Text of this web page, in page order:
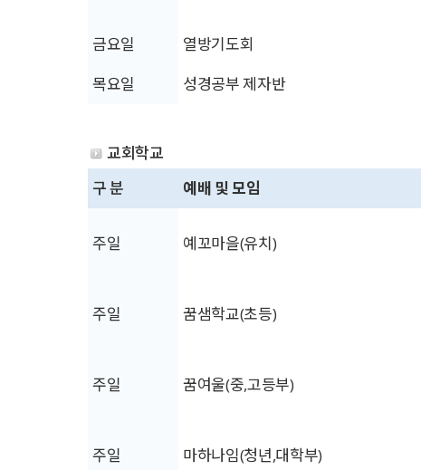
금요일 열방기도회
목요일
성경공부 제자반
교회학교
구 분
예배 및 모임
주일 예꼬마을(유치)
주일 꿈샘학교(초등)
주일 꿈여울(중,고등부)
주일 마하나임(청년,대학부)